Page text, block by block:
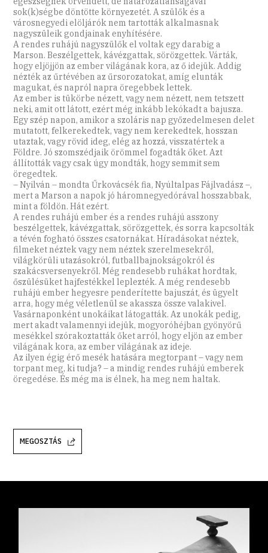
sok(k)ségbe döntötte környezetét. A szülők és a
városnegyedi elöljárók nem tartották alkalmasnak
nagyszüleik gondjainak enyhítésére.
A rendes ruhájú nagyszülők el voltak egy darabig a
Marson. Beszélgettek, kávézgattak, sörözgettek. Várták,
hogy eljöjjön az ember világának kora, az ő idejük. Addig
nézték az űrtévében az űrsorozatokat, amíg elunták
magukat, és napról napra öregebbek lettek.
Az ember is tükörbe nézett, vagy nem nézett, nem tetszett
neki, amit ott látott, ezért még inkább lekókadt a bajusza.
Egy szép napon, amikor a szoláris nap győzedelmesen delet
mutatott, felkerekedtek, vagy nem kerekedtek, hosszan
utaztak, vagy rövid ideg, elég az hozzá, visszatértek a
Földre. Jó szomszédjaik örömmel fogadták őket. Azt
állították vagy csak úgy mondták, hogy semmit sem
öregedtek.
– Nyilván – mondta Űrkovácsék fia, Nyúltalpas Fájlvadász –,
mert a Marson a napok jó háromnegyedórával hosszabbak,
mint a földön. Hát ezért.
A rendes ruhájú ember és a rendes ruhájú asszony
beszélgettek, kávézgattak, sörözgettek, és sorra kapcsolták
a tévén fogható összes csatornákat. Híradásokat néztek,
filmeket néztek vagy nem néztek szerelmesekről,
világkörüli utazásokról, futballbajnokságokról és
szakácsversenyekről. Még rendesebb ruhákat hordtak,
őszülésüket hajfestékkel leplezték. A még rendesebb
ruhájú ember hegyesre penderítette bajuszát, és ügyelt
arra, hogy még véletlenül se akassza össze valakivel.
Vasárnaponként unokáikat látogatták. Az unokák pedig,
mert akadt valamennyi idejük, mogyoróhéjban gyönyörű
mesékkel szórakoztatták őket arról, hogy eljön az ember
világának kora, az ember világának az ideje.
Az ilyen égig érő mesék hatására megtorpant – vagy nem
torpant meg, ki tudja? – a mindig rendes ruhájú emberek
öregedése. És még ma is élnek, ha meg nem haltak.
MEGOSZTÁS